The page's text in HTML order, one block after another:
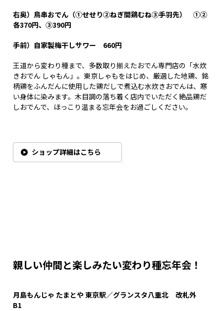
右奥）鳥串おでん（①せせり②ねぎ間鶏むね③手羽先） ①②
各370円、③390円
手前）自家製梅干しサワー 660円
王道から変わり種まで、多数取り揃えたおでん専門店の「水炊
きおでん しゃもん」。東京しゃもをはじめ、厳選した地鶏、銘
柄鶏をふんだんに使用した鶏だしで煮込む水炊きおでんは、寒
い身体に染みます。木目調の落ち着く店内でいただく絶品鶏だ
しおでんで、ほっこり温まる忘年会をお過ごしください。
ショップ詳細はこちら
親しい仲間と楽しみたい変わり種忘年会！
月島もんじゃ たまとや 東京駅／グランスタ八重北 改札外
B1